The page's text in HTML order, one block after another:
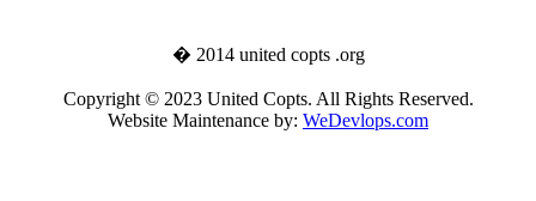
� 2014 united copts .org
Copyright © 2023 United Copts. All Rights Reserved.
Website Maintenance by: WeDevlops.com